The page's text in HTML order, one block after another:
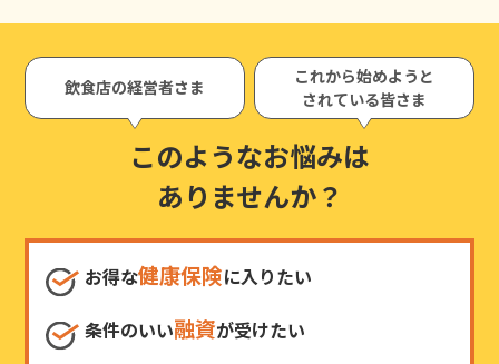
飲食店の経営者さま
これから始めようと
されている皆さま
このようなお悩みは
ありませんか？
お得な健康保険に入りたい
条件のいい融資が受けたい